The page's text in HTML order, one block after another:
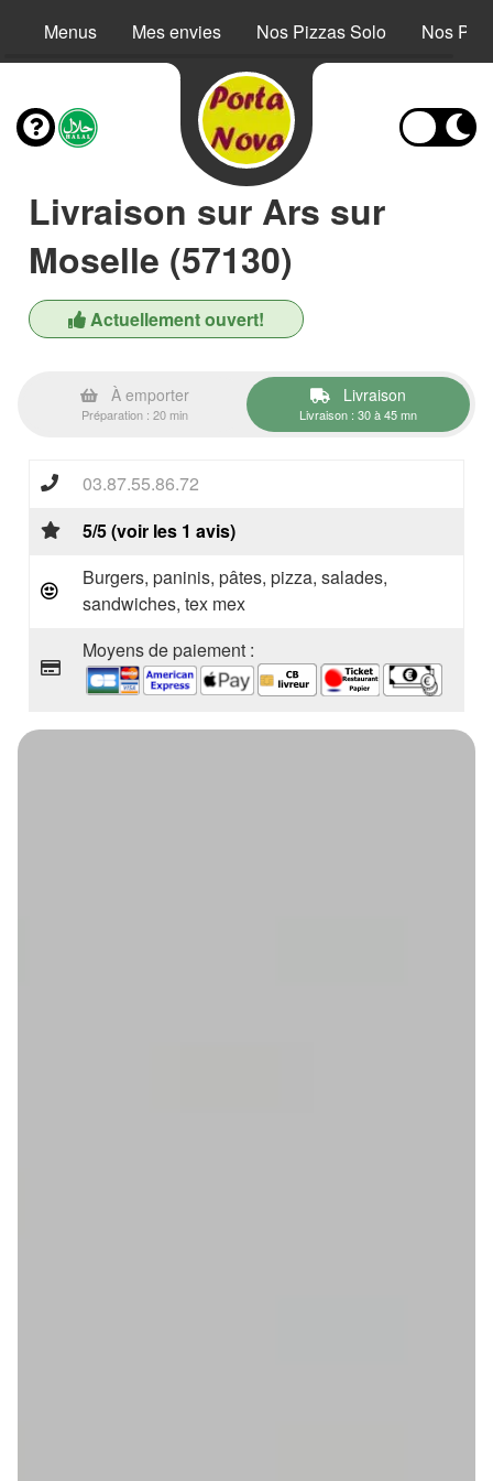
Menus Mes envies Nos Pizzas Solo Nos
Livraison sur Ars sur
Moselle (57130)
Actuellement ouvert!
À emporter
Préparation : 20 min
Livraison
Livraison : 30 à 45 mn
03.87.55.86.72
5/5 (voir les 1 avis)
Burgers, paninis, pâtes, pizza, salades,
sandwiches, tex mex
Moyens de paiement :